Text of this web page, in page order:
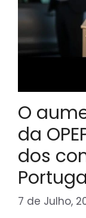
O
da
dos
7 de Julho,